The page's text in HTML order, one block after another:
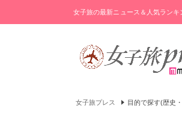
女子旅の最新ニュース＆人気ラン
女子旅プレス 目的で探す(歴史